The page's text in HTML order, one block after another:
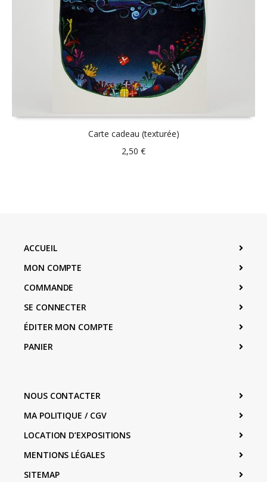
Carte cadeau (texturée)
2,50 €
ACCUEIL
MON COMPTE
COMMANDE
SE CONNECTER
ÉDITER MON COMPTE
PANIER
NOUS CONTACTER
MA POLITIQUE / CGV
LOCATION D’EXPOSITIONS
MENTIONS LÉGALES
SITEMAP